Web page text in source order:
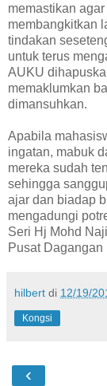
memastikan
membangkitkan
tindakan
untuk terus
AUKU
memaklumkan
dimansuhkan.
Apabila
ingatan, mabuk
mereka sudah
sehingga
ajar dan biadap
mengadungi
Seri Hj Mohd
Pusat
hilbert di 12/19/
Kongsi
‹